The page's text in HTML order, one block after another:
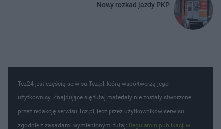
Nowy rozkad jazdy PKP
Tcz24 jest częścią serwisu Tcz.pl, którą współtworzą jego
użytkownicy. Znajdujące się tutaj materiały nie zostały stworzone
przez redakcję serwisu Tcz.pl, lecz przez użytkowników serwisu
zgodnie z zasadami wymienionymi tutaj: Regulamin publikacji w